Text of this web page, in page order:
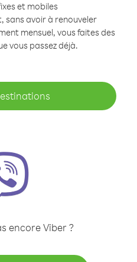
et mobiles
sans avoir à renouveler
mensuel, vous faites des
vous passez déjà.
encore Viber ?